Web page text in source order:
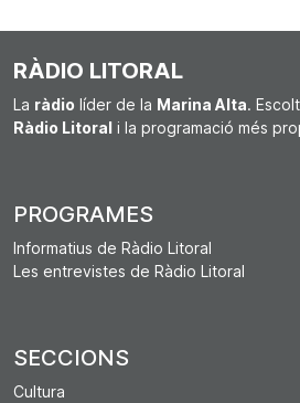
RÀDIO LITORAL
La ràdio líder de la Marina Alta.
Ràdio Litoral i la programació més
PROGRAMES
Informatius de Ràdio Litoral
Les entrevistes de Ràdio Litoral
SECCIONS
Cultura